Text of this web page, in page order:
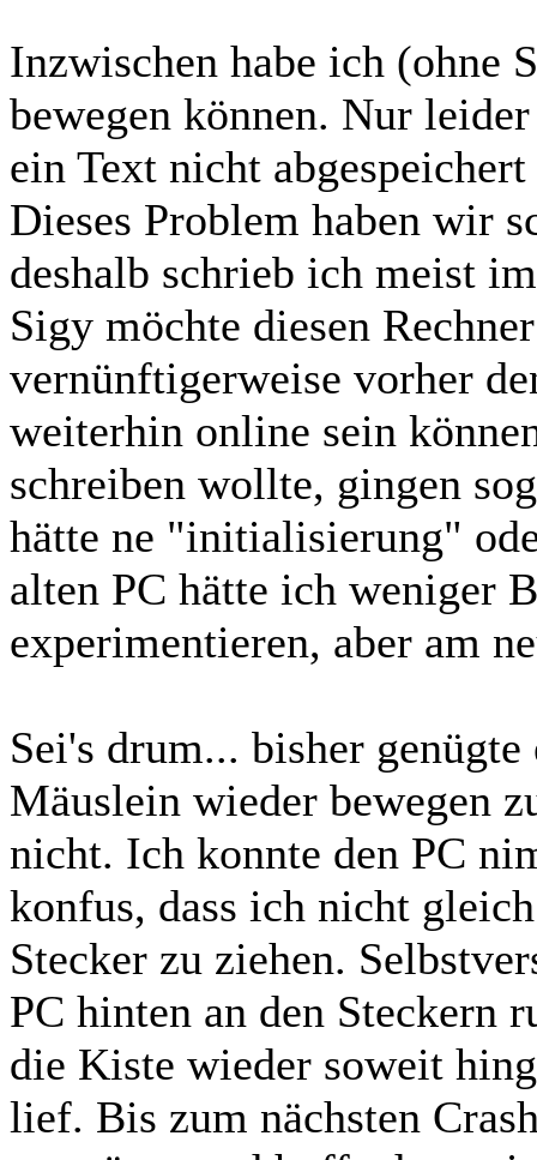
Inzwischen habe ich (ohne
bewegen können. Nur
ein Text nicht
Dieses Problem haben wir
deshalb schrieb ich meist
Sigy möchte diesen
vernünftigerweise vorher
weiterhin online sein
schreiben wollte, gingen
hätte ne "initialisierung"
alten PC hätte ich weniger
experimentieren, aber am
Sei's drum... bisher
Mäuslein wieder bewegen
nicht. Ich konnte den PC
konfus, dass ich nicht
Stecker zu ziehen.
PC hinten an den Steckern
die Kiste wieder soweit
lief. Bis zum nächsten